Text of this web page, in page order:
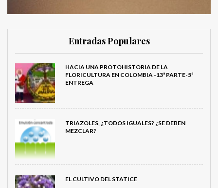
Entradas Populares
HACIA UNA PROTOHISTORIA DE LA
FLORICULTURA EN COLOMBIA -13ª PARTE-5ª
ENTREGA
TRIAZOLES, ¿TODOS IGUALES? ¿SE DEBEN
MEZCLAR?
EL CULTIVO DEL STATICE